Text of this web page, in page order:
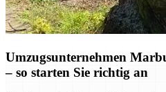
Umzugsunternehmen
– so starten Sie richtig an